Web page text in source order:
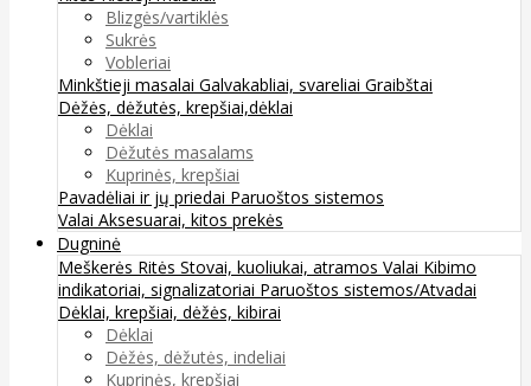
Blizgės/vartiklės
Sukrės
Vobleriai
Minkštieji masalai Galvakabliai, svareliai Graibštai
Dėžės, dėžutės, krepšiai,dėklai
Dėklai
Dėžutės masalams
Kuprinės, krepšiai
Pavadėliai ir jų priedai Paruoštos sistemos
Valai Aksesuarai, kitos prekės
Dugninė
Meškerės Ritės Stovai, kuoliukai, atramos Valai Kibimo
indikatoriai, signalizatoriai Paruoštos sistemos/Atvadai
Dėklai, krepšiai, dėžės, kibirai
Dėklai
Dėžės, dėžutės, indeliai
Kuprinės, krepšiai